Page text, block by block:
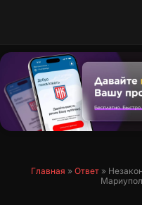
Главная » Ответ »